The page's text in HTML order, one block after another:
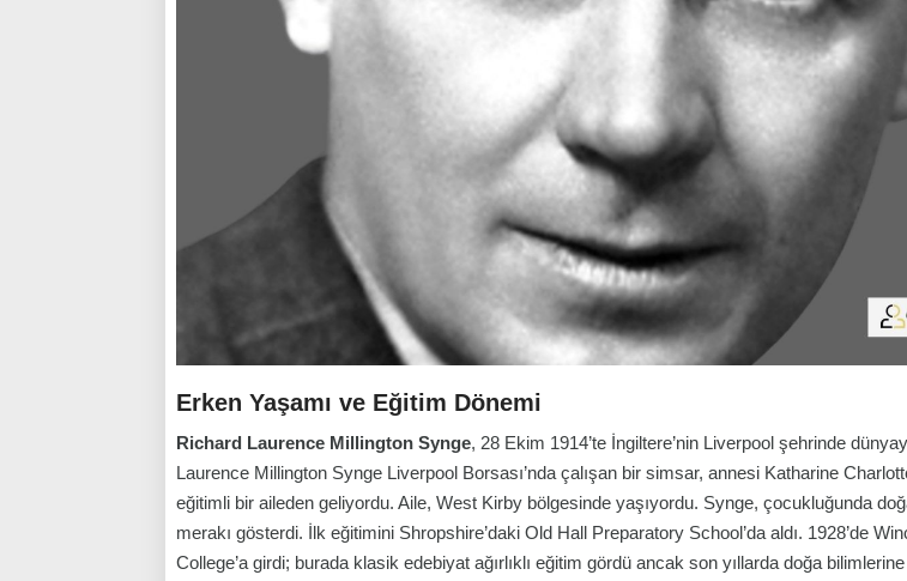
Erken Yaşamı ve Eğitim Dönemi
Richard Laurence Millington Synge, 28 Ekim 1914’te İngiltere’nin Liverpool şehrinde
Laurence Millington Synge Liverpool Borsası’nda çalışan bir simsar, annesi Katharine
eğitimli bir aileden geliyordu. Aile, West Kirby bölgesinde yaşıyordu. Synge, çocukluğunda
merakı gösterdi. İlk eğitimini Shropshire’daki Old Hall Preparatory School’da aldı. 1928’de
College’a girdi; burada klasik edebiyat ağırlıklı eğitim gördü ancak son yıllarda doğa